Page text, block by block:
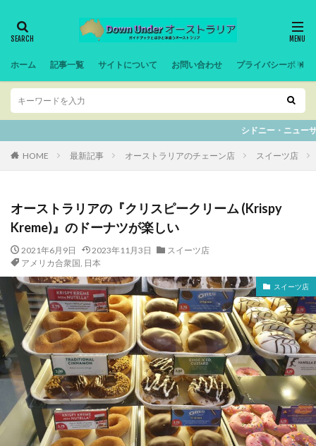
ホーム 記事一覧 サイトについて お問い合わせ プライバシーポリシ
シドニー・ニューサウスウェルズ州の記事は全て別サイ
HOME 最新記事 オーストラリアのチェーン店 スイーツ店
オーストラリアの『クリスピークリーム (Krispy
Kreme)』のドーナツが楽しい
2021年6月9日 2023年11月3日
スイーツ店
アメリカ合衆国, 日本
スイーツ店